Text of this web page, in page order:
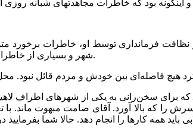
فرمانداری توسط او، خاطرات برخورد
شهر و بسیاری از خاطرات دیگر که برخی از آنان را باید الان به چشم افسانه و آرزو به آن نگریست.
سرش را که بالا آورد. آقای صامت مبهوت ماند.